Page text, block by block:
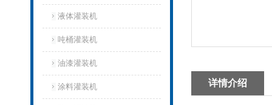
液体灌装机
吨桶灌装机
油漆灌装机
涂料灌装机 详情介绍